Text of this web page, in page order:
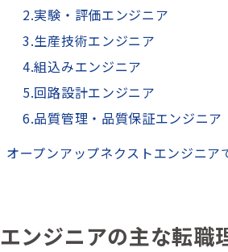
2.実験・評価エンジニア
3.生産技術エンジニア
4.組込みエンジニア
5.回路設計エンジニア
6.品質管理・品質保証エンジニア
オープンアップネクストエンジニ
エンジニアの主な転職